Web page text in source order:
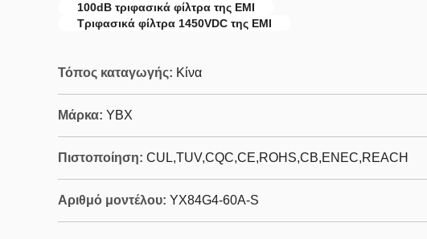
100dB τριφασικά φίλτρα της EMI
Τριφασικά φίλτρα 1450VDC της EMI
Τόπος καταγωγής: Κίνα
Μάρκα: YBX
Πιστοποίηση: CUL,TUV,CQC,CE,ROHS,CB,ENEC,REACH
Αριθμό μοντέλου: YX84G4-60A-S